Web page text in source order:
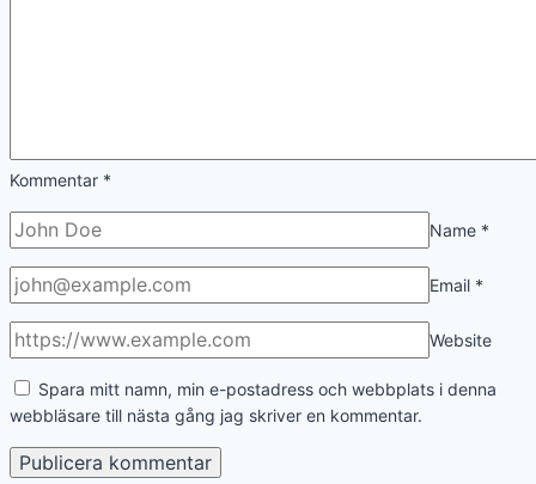
Kommentar *
Name *
Email *
Website
Spara mitt namn, min e-postadress och webbplats i denna
webbläsare till nästa gång jag skriver en kommentar.